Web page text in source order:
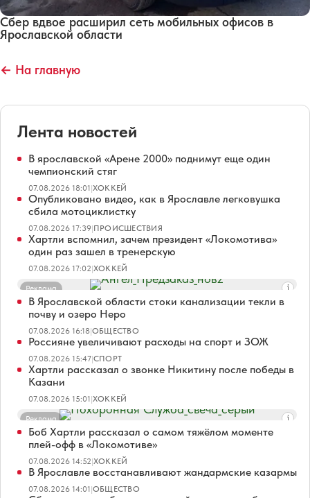
Сбер вдвое расширил сеть мобильных офисов в
Ярославской области
← На главную
Лента новостей
В ярославской «Арене 2000» поднимут еще один
чемпионский стяг
07.08.2026 18:01|ХОККЕЙ
Опубликовано видео, как в Ярославле легковушка
сбила мотоциклистку
07.08.2026 17:39|ПРОИСШЕСТВИЯ
Хартли вспомнил, зачем президент «Локомотива»
один раз зашел в тренерскую
07.08.2026 17:02|ХОККЕЙ
Реклама
В Ярославской области стоки канализации текли в
почву и озеро Неро
07.08.2026 16:18|ОБЩЕСТВО
Россияне увеличивают расходы на спорт и ЗОЖ
07.08.2026 15:47|СПОРТ
Хартли рассказал о звонке Никитину после победы в
Казани
07.08.2026 15:01|ХОККЕЙ
Реклама
Боб Хартли рассказал о самом тяжёлом моменте
плей-офф в «Локомотиве»
07.08.2026 14:52|ХОККЕЙ
В Ярославле восстанавливают жандармские казармы
07.08.2026 14:01|ОБЩЕСТВО